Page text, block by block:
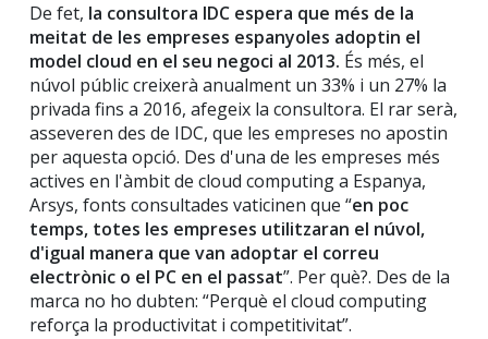
De fet, la consultora IDC espera que més de la
meitat de les empreses espanyoles adoptin el
model cloud en el seu negoci al 2013. És més, el
núvol públic creixerà anualment un 33% i un 27% la
privada fins a 2016, afegeix la consultora. El rar serà,
asseveren des de IDC, que les empreses no apostin
per aquesta opció. Des d'una de les empreses més
actives en l'àmbit de cloud computing a Espanya,
Arsys, fonts consultades vaticinen que “en poc
temps, totes les empreses utilitzaran el núvol,
d'igual manera que van adoptar el correu
electrònic o el PC en el passat”. Per què?. Des de la
marca no ho dubten: “Perquè el cloud computing
reforça la productivitat i competitivitat”.